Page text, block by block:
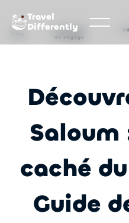
Travel
Differently
Inspiration
de voyage
Saloum
caché
Guide